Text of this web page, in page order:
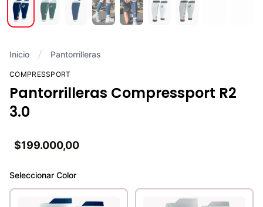
Inicio Pantorrilleras
COMPRESSPORT
Pantorrilleras Compressport R2
3.0
$199.000,00
Seleccionar Color